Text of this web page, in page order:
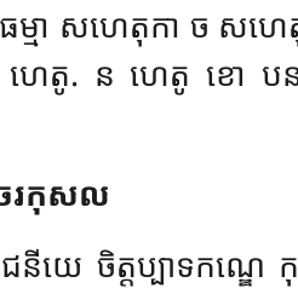
ធម្មា សហេតុកា ច សហ
ហេតូ. ន ហេតូ ខោ ប
ចរកុសល
េ ចិត្តុប្បាទកណ្ឌេ